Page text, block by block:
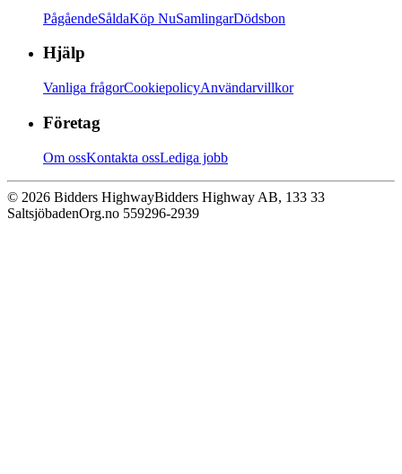
PågåendeSåldaKöp NuSamlingarDödsbon
Hjälp
Vanliga frågorCookiepolicyAnvändarvillkor
Företag
Om ossKontakta ossLediga jobb
© 2026 Bidders HighwayBidders Highway AB, 133 33
SaltsjöbadenOrg.no 559296-2939